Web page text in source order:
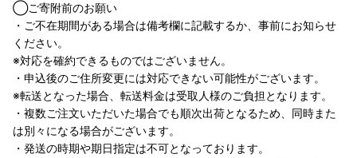
◯ご寄附前のお願い
・ご不在期間がある場合は備考欄に記載するか、事前にお知らせ
ください。
※対応を確約できるものではございません。
・申込後のご住所変更には対応できない可能性がございます。
※転送となった場合、転送料金は受取人様のご負担となります。
・複数ご注文いただいた場合でも順次出荷となるため、同時また
は別々になる場合がございます。
・発送の時期や期日指定は不可となっております。